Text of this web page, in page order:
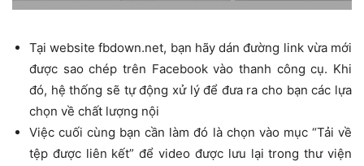
Tại website fbdown.net, bạn hãy dán đường link vừa mới
được sao chép trên Facebook vào thanh công cụ. Khi
đó, hệ thống sẽ tự động xử lý để đưa ra cho bạn các lựa
chọn về chất lượng nội
Việc cuối cùng bạn cần làm đó là chọn vào mục “Tải về
tệp được liên kết” để video được lưu lại trong thư viện